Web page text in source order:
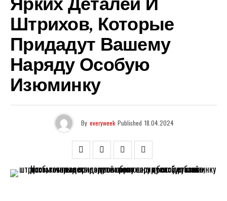
Штрихов, Которые
Придадут Вашему
Наряду Особую
Изюминку
By everyweek Published 18.04.2024